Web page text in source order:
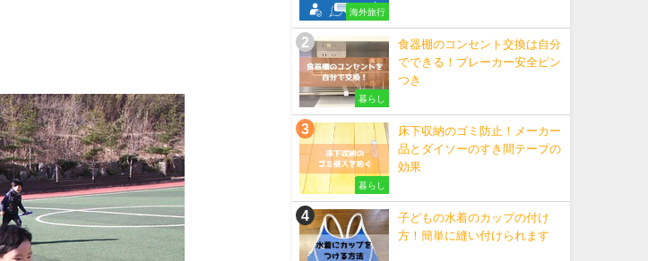
海外旅行
暮らし
食器棚のコンセント交換は自分
でできる！ブレーカー安全ピン
つき
暮らし
床下収納のゴミ防止！メーカー
品とダイソーのすき間テープの
効果
子どもの水着のカップの付け
方！簡単に縫い付けられます